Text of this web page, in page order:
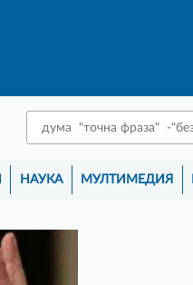
НАУКА МУЛТИМЕДИЯ